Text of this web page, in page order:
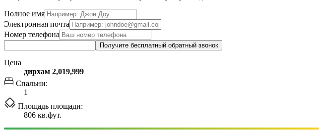
Полное имя
Электронная почта
Номер телефона
Получите бесплатный обратный звонок
Цена
дирхам 2,019,999
Спальни:
1
Площадь площади:
806 кв.фут.